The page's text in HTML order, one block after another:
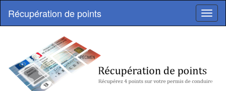
Récupération de points